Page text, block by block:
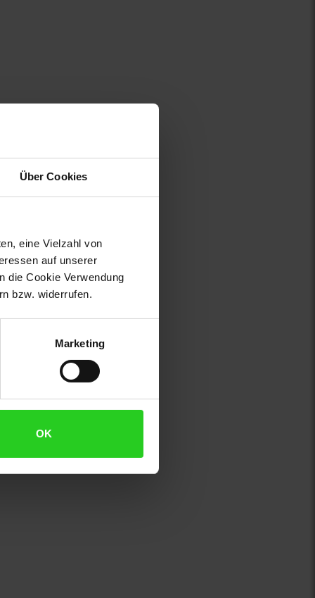
Über Cookies
eine Vielzahl von
auf unserer
die Cookie Verwendung
bzw. widerrufen.
Marketing
OK